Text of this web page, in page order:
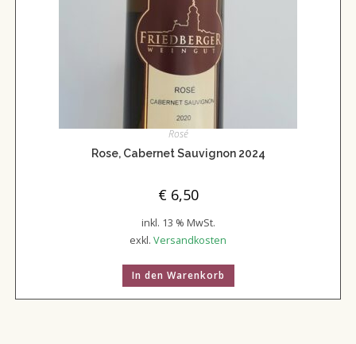
Rosé
Rose, Cabernet Sauvignon 2024
€6,50
inkl. 13 % MwSt.
exkl. Versandkosten
In den Warenkorb